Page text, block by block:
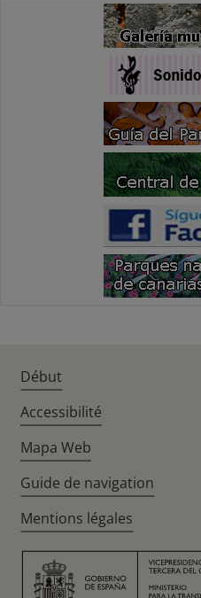
Début
Accessibilité
Mapa Web
Guide de navigation
Mentions légales